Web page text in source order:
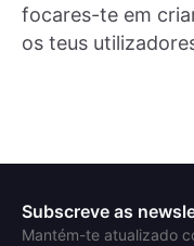
focares-te em
os teus
Subscreve as
Mantém-te atualizado